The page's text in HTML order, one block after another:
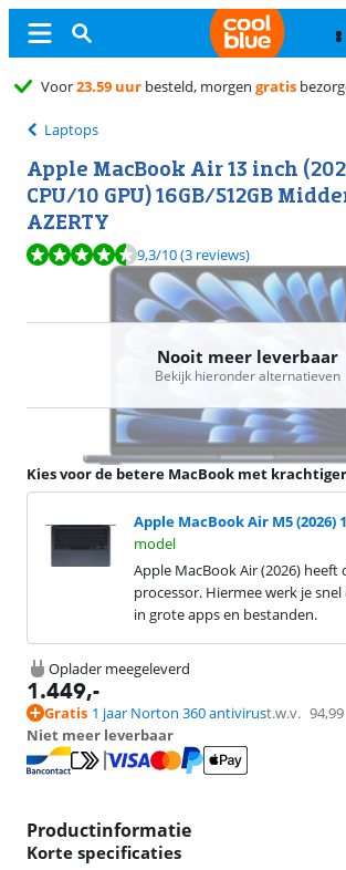
Gratisruilen
Laptops
Apple MacBook Air 13 inch
CPU/10 GPU) 16GB/512GB
AZERTY
Beoordeling is 9,3 van de 10, gebaseerd op 3
9,3/10(3 reviews)
Nooit meer leverbaar
Bekijk hieronder alternatieven
Kies voor de betere MacBook met
Apple MacBook Air M5 (2026)
model
Apple MacBook Air (2026) heeft
processor. Hiermee werk je
in grote apps en bestanden.
Oplader meegeleverd
1.449,-
Gratis 1 jaar Norton 360 antivirust.w.v. 94,99
Niet meer leverbaar
Productinformatie
Korte specificaties